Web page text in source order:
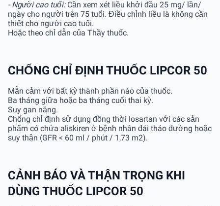
- Người cao tuổi:Cần xem xét liều khởi đầu 25 mg/ lần/
ngày cho người trên 75 tuổi. Điều chỉnh liều là không cần
thiết cho người cao tuổi.
Hoặc theo chỉ dẫn của Thầy thuốc.
CHỐNG CHỈ ĐỊNH THUỐC LIPCOR 50
Mẫn cảm với bất kỳ thành phần nào của thuốc.
Ba tháng giữa hoặc ba tháng cuối thai kỳ.
Suy gan nặng.
Chống chỉ định sử dụng đồng thời losartan với các sản
phẩm có chứa aliskiren ở bệnh nhân đái tháo đường hoặc
suy thận (GFR < 60 ml / phút / 1,73 m2).
CẢNH BÁO VÀ THẬN TRỌNG KHI
DÙNG THUỐC LIPCOR 50